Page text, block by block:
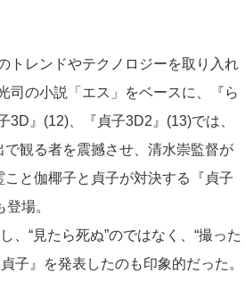
トレンドやテクノロジーを取り入れ
司の小説「エス」をベースに、『ら
』(12)、『貞子3D2』(13)では、
で観る者を震撼させ、清水崇監督が
と伽椰子と貞子が対決する『貞子
場。
“見たら死ぬ”のではなく、“撮った
子』を発表したのも印象的だった。